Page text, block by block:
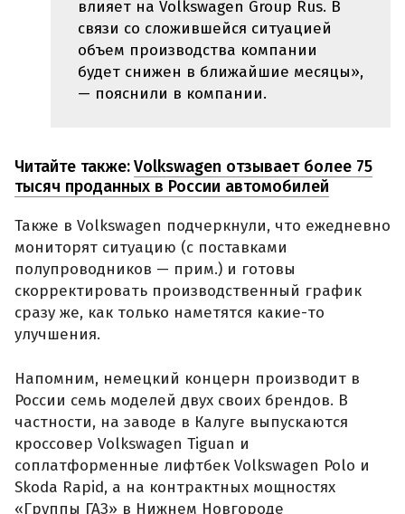
влияет на Volkswagen Group Rus. В
связи со сложившейся ситуацией
объем производства компании
будет снижен в ближайшие месяцы»,
— пояснили в компании.
Читайте также:Volkswagen отзывает более 75
тысяч проданных в России автомобилей
Также в Volkswagen подчеркнули, что ежедневно
мониторят ситуацию (с поставками
полупроводников — прим.) и готовы
скорректировать производственный график
сразу же, как только наметятся какие-то
улучшения.
Напомним, немецкий концерн производит в
России семь моделей двух своих брендов. В
частности, на заводе в Калуге выпускаются
кроссовер Volkswagen Tiguan и
соплатформенные лифтбек Volkswagen Polo и
Skoda Rapid, а на контрактных мощностях
«Группы ГАЗ» в Нижнем Новгороде